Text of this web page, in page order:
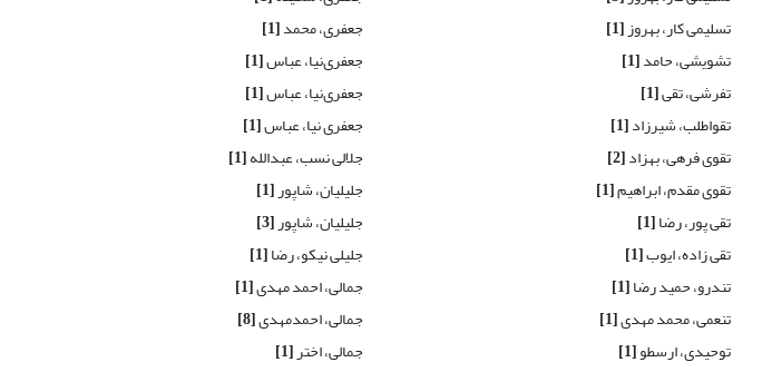
تسلیمی کار، بهروز[1]
تشویشی، حامد[1]
تفرشی، تقی[1]
تقواطلب، شیرزاد[1]
تقوی فرهی، بهزاد[2]
تقوی مقدم، ابراهیم[1]
تقی پور، رضا[1]
تقی زاده، ایوب[1]
تندرو، حمید رضا[1]
تنعمی، محمد مهدی[1]
توحیدی، ارسطو[1]
جعفری، محمد[1]
جعفری‌نیا، عباس[1]
جعفری‌نیا، عباس[1]
جعفری نیا، عباس[1]
جلالی نسب، عبدالله[1]
جلیلیان، ‌شاپور[1]
جلیلیان، شاپور[3]
جلیلی نیکو، رضا[1]
جمالی، احمد مهدی[1]
جمالی، احمدمهدی[8]
جمالی، اختر[1]